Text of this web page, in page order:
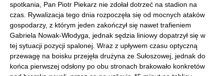
spotkania, Pan Piotr Piekarz nie zdołał dotrzeć na stadion na
czas. Rywalizacja tego dnia rozpoczęła się od mocnych ataków
gospodarzy, z którym jeden zakończył się nawet trafieniem
Gabriela Nowak-Włodyga, jednak sędzia liniowy dopatrzył się w
tej sytuacji pozycji spalonej. Wraz z upływem czasu optyczną
przewagę na boisku przejęła drużyna ze Sułoszowej, jednak do
końca pierwszej odsłony po obu stronach brakowało konkretów